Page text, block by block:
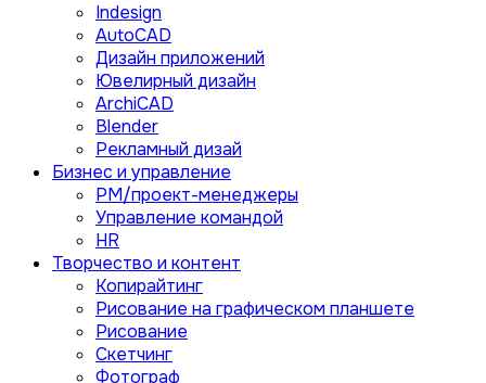
Indesign
AutoCAD
Дизайн приложений
Ювелирный дизайн
ArchiCAD
Blender
Рекламный дизай
Бизнес и управление
PM/проект-менеджеры
Управление командой
HR
Творчество и контент
Копирайтинг
Рисование на графическом планшете
Рисование
Скетчинг
Фотограф